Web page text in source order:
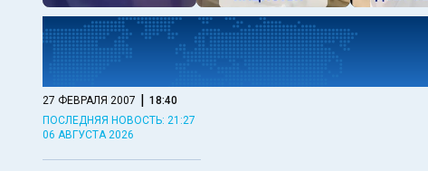
27 ФЕВРАЛЯ 2007 | 18:40
ПОСЛЕДНЯЯ НОВОСТЬ: 21:27
06 АВГУСТА 2026